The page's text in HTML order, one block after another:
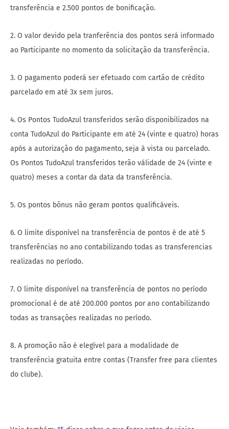
transferência e 2.500 pontos de bonificação.
2. O valor devido pela tranferência dos pontos será informado
ao Participante no momento da solicitação da transferência.
3. O pagamento poderá ser efetuado com cartão de crédito
parcelado em até 3x sem juros.
4. Os Pontos TudoAzul transferidos serão disponibilizados na
conta TudoAzul do Participante em até 24 (vinte e quatro) horas
após a autorização do pagamento, seja à vista ou parcelado.
Os Pontos TudoAzul transferidos terão válidade de 24 (vinte e
quatro) meses a contar da data da transferência.
5. Os pontos bônus não geram pontos qualificáveis.
6. O limite disponível na transferência de pontos é de até 5
transferências no ano contabilizando todas as transferencias
realizadas no período.
7. O limite disponível na transferência de pontos no período
promocional é de até 200.000 pontos por ano contabilizando
todas as transações realizadas no período.
8. A promoção não é elegível para a modalidade de
transferência gratuita entre contas (Transfer free para clientes
do clube).